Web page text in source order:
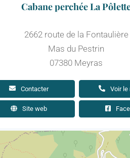
Cabane perchée La
2662 route de la Fontaulière
Mas du Pestrin
07380 Meyras
Contacter Voir le
Site web